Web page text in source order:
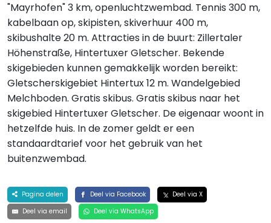
"Mayrhofen" 3 km, openluchtzwembad. Tennis 300 m,
kabelbaan op, skipisten, skiverhuur 400 m,
skibushalte 20 m. Attracties in de buurt: Zillertaler
Höhenstraße, Hintertuxer Gletscher. Bekende
skigebieden kunnen gemakkelijk worden bereikt:
Gletscherskigebiet Hintertux 12 m. Wandelgebied
Melchboden. Gratis skibus. Gratis skibus naar het
skigebied Hintertuxer Gletscher. De eigenaar woont in
hetzelfde huis. In de zomer geldt er een
standaardtarief voor het gebruik van het
buitenzwembad.
Pagina delen Deel via Facebook
Deel via X
Deel via email
Deel via WhatsApp